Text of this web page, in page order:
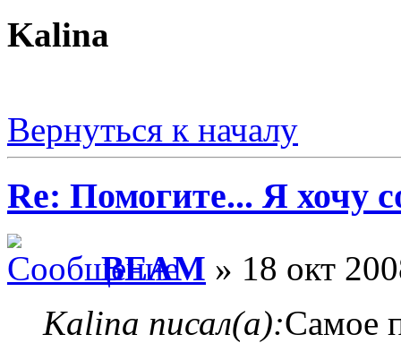
Kalina
Вернуться к началу
Re: Помогите... Я хочу
BEAM » 18 окт
Kalina писал(а):Самое